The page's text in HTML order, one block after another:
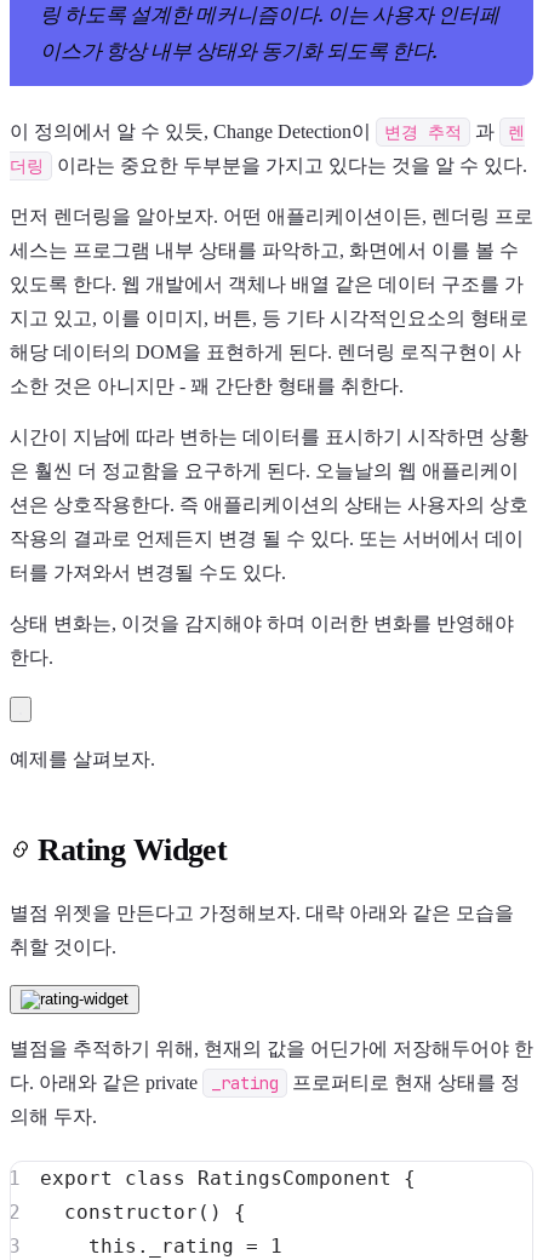
링 하도록 설계한 메커니즘이다. 이는 사용자 인터페
이스가 항상 내부 상태와 동기화 되도록 한다.
이 정의에서 알 수 있듯, Change Detection이 변경 추적 과
렌
더링
이라는 중요한 두부분을 가지고 있다는 것을 알 수 있다.
먼저 렌더링을 알아보자. 어떤 애플리케이션이든, 렌더링 프로
세스는 프로그램 내부 상태를 파악하고, 화면에서 이를 볼 수
있도록 한다. 웹 개발에서 객체나 배열 같은 데이터 구조를 가
지고 있고, 이를 이미지, 버튼, 등 기타 시각적인요소의 형태로
해당 데이터의 DOM을 표현하게 된다. 렌더링 로직구현이 사
소한 것은 아니지만 - 꽤 간단한 형태를 취한다.
시간이 지남에 따라 변하는 데이터를 표시하기 시작하면 상황
은 훨씬 더 정교함을 요구하게 된다. 오늘날의 웹 애플리케이
션은 상호작용한다. 즉 애플리케이션의 상태는 사용자의 상호
작용의 결과로 언제든지 변경 될 수 있다. 또는 서버에서 데이
터를 가져와서 변경될 수도 있다.
상태 변화는, 이것을 감지해야 하며 이러한 변화를 반영해야
한다.
예제를 살펴보자.
Rating Widget
별점 위젯을 만든다고 가정해보자. 대략 아래와 같은 모습을
취할 것이다.
별점을 추적하기 위해, 현재의 값을 어딘가에 저장해두어야 한
다. 아래와 같은 private
_rating
프로퍼티로 현재 상태를 정
의해 두자.
export class RatingsComponent
{
constructor ( )
{
this . _rating =
1